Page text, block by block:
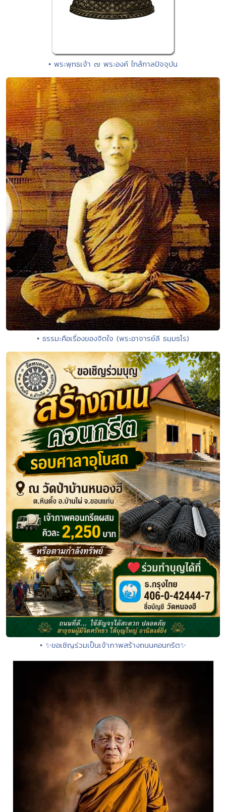
• พระพุทธเจ้า ๗ พระองค์ ใกล้กาลปัจจุบัน
• ธรรมะคือเรื่องของจิตใจ (พระอาจารย์ลี ธมฺมธโร)
• ✨ขอเชิญร่วมเป็นเจ้าภาพสร้างถนนคอนกรีต✨